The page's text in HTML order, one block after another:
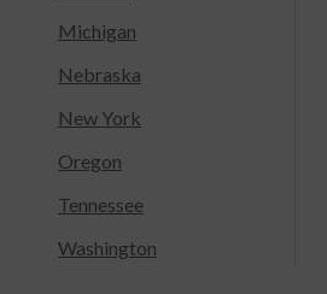
Michigan
Nebraska
New York
Oregon
Tennessee
Washington